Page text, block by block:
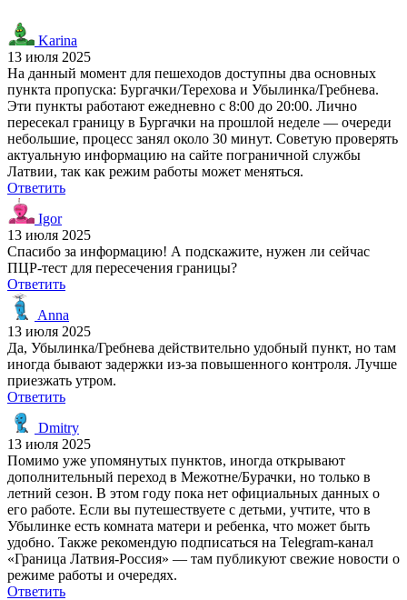
Karina
13 июля 2025
На данный момент для пешеходов доступны два основных
пункта пропуска: Бургачки/Терехова и Убылинка/Гребнева.
Эти пункты работают ежедневно с 8:00 до 20:00. Лично
пересекал границу в Бургачки на прошлой неделе — очереди
небольшие, процесс занял около 30 минут. Советую проверять
актуальную информацию на сайте пограничной службы
Латвии, так как режим работы может меняться.
Ответить
Igor
13 июля 2025
Спасибо за информацию! А подскажите, нужен ли сейчас
ПЦР-тест для пересечения границы?
Ответить
Anna
13 июля 2025
Да, Убылинка/Гребнева действительно удобный пункт, но там
иногда бывают задержки из-за повышенного контроля. Лучше
приезжать утром.
Ответить
Dmitry
13 июля 2025
Помимо уже упомянутых пунктов, иногда открывают
дополнительный переход в Межотне/Бурачки, но только в
летний сезон. В этом году пока нет официальных данных о
его работе. Если вы путешествуете с детьми, учтите, что в
Убылинке есть комната матери и ребенка, что может быть
удобно. Также рекомендую подписаться на Telegram-канал
«Граница Латвия-Россия» — там публикуют свежие новости о
режиме работы и очередях.
Ответить